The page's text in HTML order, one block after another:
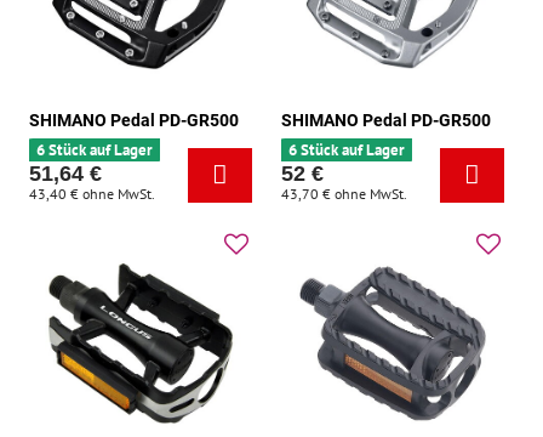
SHIMANO Pedal PD-GR500
6 Stück auf Lager
51,64 €
43,40 € ohne MwSt.
SHIMANO Pedal PD-GR500
6 Stück auf Lager
52 €
43,70 € ohne MwSt.